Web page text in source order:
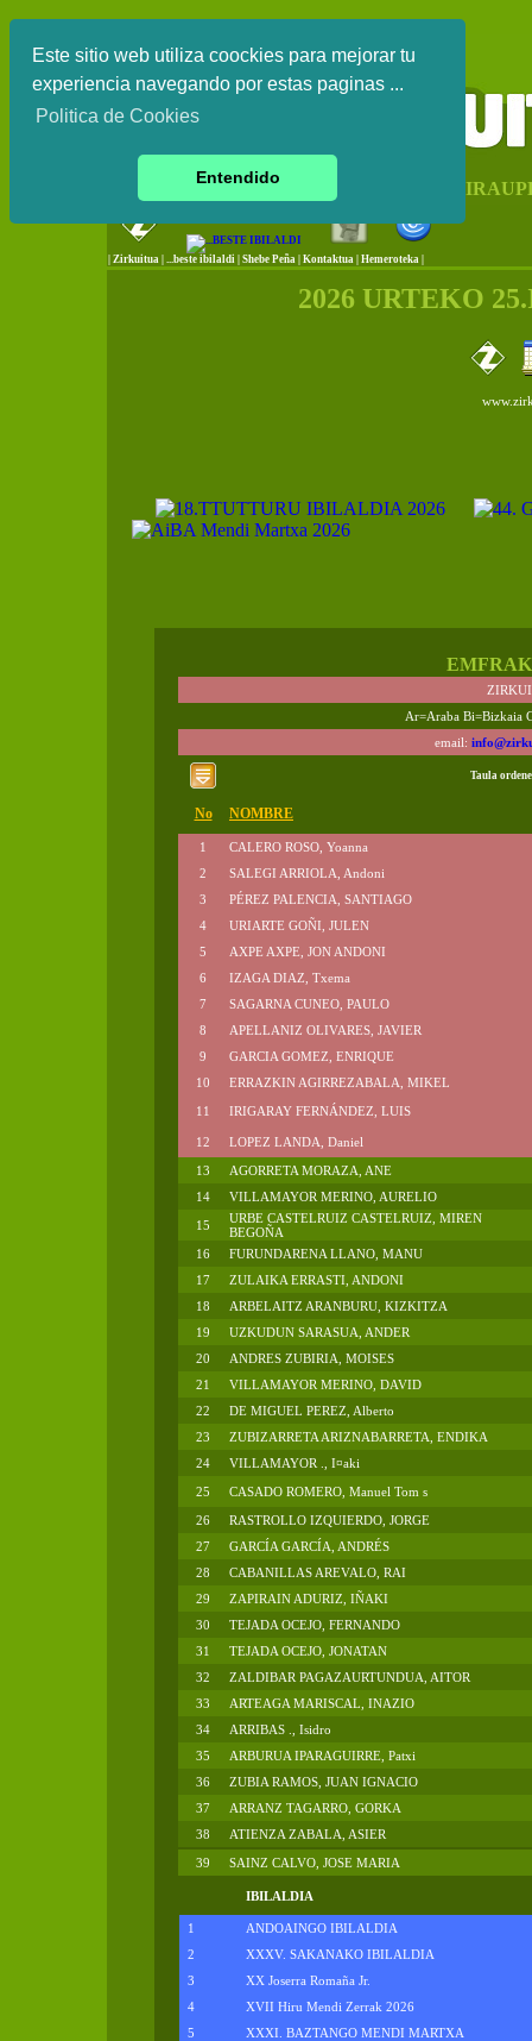
Este sitio web utiliza coockies para mejorar tu
experiencia navegando por estas paginas ...
Politica de Cookies
Entendido
EUSKAL HERRIKO
Zirkuitua ...beste ibilaldi Shebe Peña Kontaktua Hemeroteka |
2026 URTEKO
Ar=Araba Bi=Bizkaia
email:
Taula
No NOMBRE
1
CALERO ROSO, Yoanna
2
SALEGI ARRIOLA, Andoni
3
PÉREZ PALENCIA, SANTIAGO
4
URIARTE GOÑI, JULEN
5
AXPE AXPE, JON ANDONI
6
IZAGA DIAZ, Txema
7
SAGARNA CUNEO, PAULO
8
APELLANIZ OLIVARES, JAVIER
9
GARCIA GOMEZ, ENRIQUE
10
ERRAZKIN AGIRREZABALA, MIKEL
11
IRIGARAY FERNÁNDEZ, LUIS
12
LOPEZ LANDA, Daniel
13
AGORRETA MORAZA, ANE
14
VILLAMAYOR MERINO, AURELIO
15
URBE CASTELRUIZ CASTELRUIZ, MIREN
BEGOÑA
16
FURUNDARENA LLANO, MANU
17
ZULAIKA ERRASTI, ANDONI
18
ARBELAITZ ARANBURU, KIZKITZA
19
UZKUDUN SARASUA, ANDER
20
ANDRES ZUBIRIA, MOISES
21
VILLAMAYOR MERINO, DAVID
22
DE MIGUEL PEREZ, Alberto
23
ZUBIZARRETA ARIZNABARRETA, ENDIKA
24
VILLAMAYOR ., I¤aki
25
CASADO ROMERO, Manuel Tom s
26
RASTROLLO IZQUIERDO, JORGE
27
GARCÍA GARCÍA, ANDRÉS
28
CABANILLAS AREVALO, RAI
29
ZAPIRAIN ADURIZ, IÑAKI
30
TEJADA OCEJO, FERNANDO
31
TEJADA OCEJO, JONATAN
32
ZALDIBAR PAGAZAURTUNDUA, AITOR
33
ARTEAGA MARISCAL, INAZIO
34
ARRIBAS ., Isidro
35
ARBURUA IPARAGUIRRE, Patxi
36
ZUBIA RAMOS, JUAN IGNACIO
37
ARRANZ TAGARRO, GORKA
38
ATIENZA ZABALA, ASIER
39
SAINZ CALVO, JOSE MARIA
IBILALDIA
1
ANDOAINGO IBILALDIA
2
XXXV. SAKANAKO IBILALDIA
3
XX Joserra Romaña Jr.
4
XVII Hiru Mendi Zerrak 2026
5
XXXI. BAZTANGO MENDI MARTXA